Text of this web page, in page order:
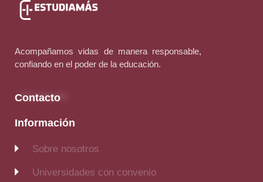
Acompañamos vidas de manera responsable,
confiando en el poder de la educación.
Contacto
Información
Sobre nosotros
Universidades con convenio